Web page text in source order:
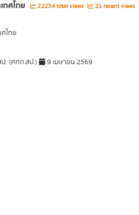
ทศไทย 22234 total views 21 recent views
ไทย
ป. (ศทก.สป.) 9 เมษายน 2569